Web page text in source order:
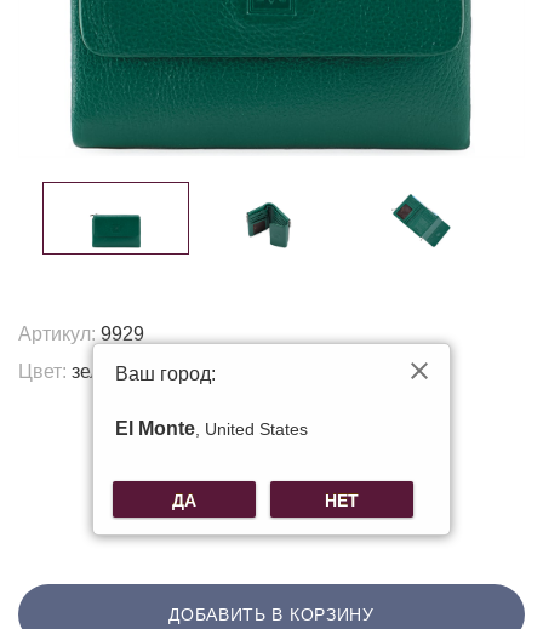
Артикул: 9929
Цвет: зеленый
ДОБАВИТЬ В КОРЗИНУ
Ваш город:
El Monte , United States
ДА НЕТ